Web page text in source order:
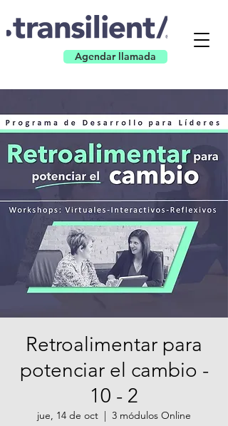
Agendar llamada
Retroalimentar para
potenciar el cambio -
10 - 2
jue, 14 de oct
  |
3 módulos Online